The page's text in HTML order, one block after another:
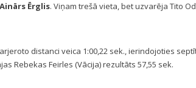
Ainārs Ērglis. Viņam trešā vieta, bet uzvarēja Tito
distanci veica 1:00,22 sek., ierindojoties
Rebekas Feirles (Vācija) rezultāts 57,55 sek.